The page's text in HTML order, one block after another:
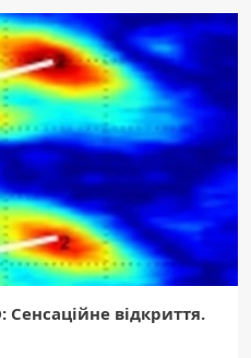
відкриття.